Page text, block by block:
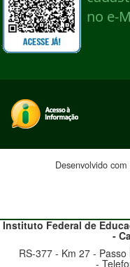
Desenvolvido
Instituto Federal de
-
RS-377 - Km 27 -
-